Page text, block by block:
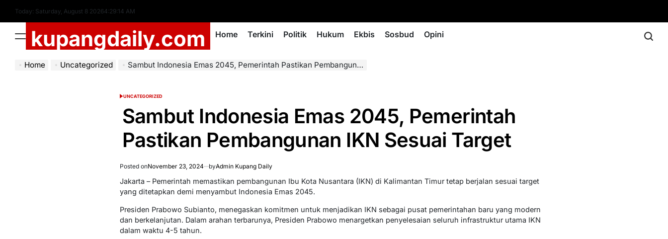
content
Today: Saturday, August 8 20264:29:15 AM
Menukupangdaily.com Home Terkini Politik Hukum Ekbis Sosbud Opini
Home Uncategorized Sambut Indonesia Emas 2045, Pemerintah Pastikan Pembangunan IKN Sesuai Target
POSTED
UNCATEGORIZED
Sambut Indonesia Emas 2045, Pemerintah
Pastikan Pembangunan IKN Sesuai Target
Posted onNovember 23, 2024 byAdmin Kupang Daily
Jakarta – Pemerintah memastikan pembangunan Ibu Kota Nusantara (IKN) di Kalimantan Timur tetap berjalan sesuai target
yang ditetapkan demi menyambut Indonesia Emas 2045.
Presiden Prabowo Subianto, menegaskan komitmen untuk menjadikan IKN sebagai pusat pemerintahan baru yang modern
dan berkelanjutan. Dalam arahan terbarunya, Presiden Prabowo menargetkan penyelesaian seluruh infrastruktur utama IKN
dalam waktu 4-5 tahun.